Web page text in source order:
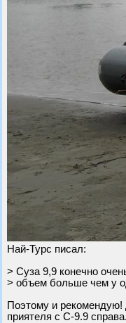
Най-Турс писал:
> Суза 9,9 конечно
> объем больше чем у
Поэтому и
приятеля с С-9.9 справа.